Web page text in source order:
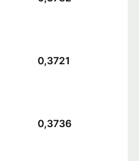
0,3721
0,3736